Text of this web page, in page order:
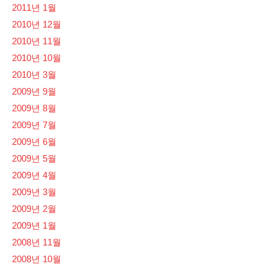
2011년 1월
2010년 12월
2010년 11월
2010년 10월
2010년 3월
2009년 9월
2009년 8월
2009년 7월
2009년 6월
2009년 5월
2009년 4월
2009년 3월
2009년 2월
2009년 1월
2008년 11월
2008년 10월